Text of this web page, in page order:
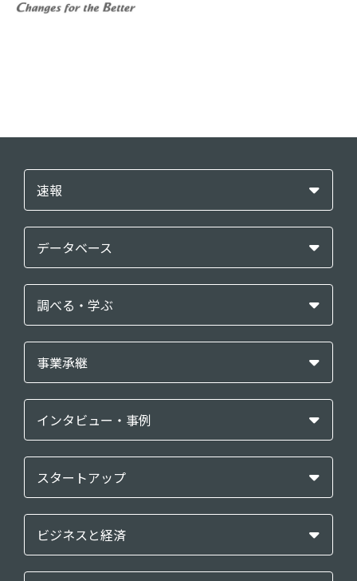
速報
データベース
調べる・学ぶ
事業承継
インタビュー・事例
スタートアップ
ビジネスと経済